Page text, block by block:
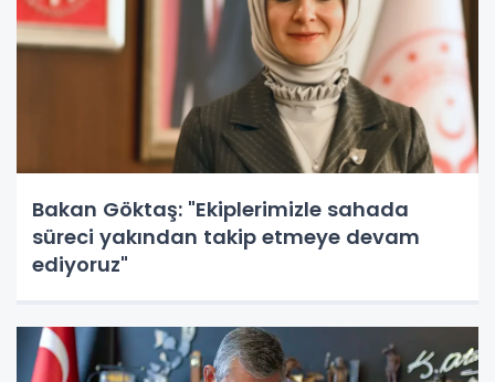
Bakan Göktaş: "Ekiplerimizle sahada
süreci yakından takip etmeye devam
ediyoruz"